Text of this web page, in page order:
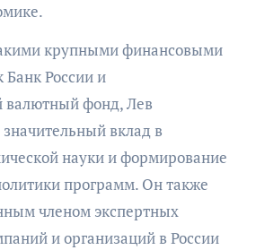
крупными финансовыми
Банк России и
фонд, Лев
вклад в
науки и формирование
программ. Он также
членом экспертных
и организаций в России